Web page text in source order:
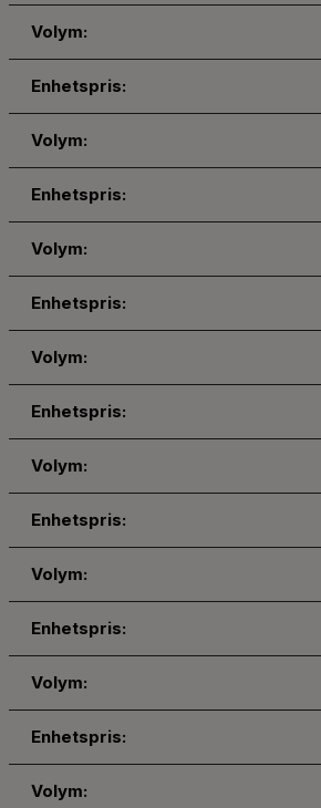
Volym:
Enhetspris:
Volym:
Enhetspris:
Volym:
Enhetspris:
Volym:
Enhetspris:
Volym:
Enhetspris:
Volym:
Enhetspris:
Volym:
Enhetspris:
Volym: